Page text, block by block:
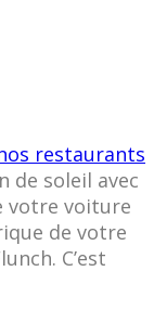
restaurants
de soleil avec
votre voiture
de votre
C’est